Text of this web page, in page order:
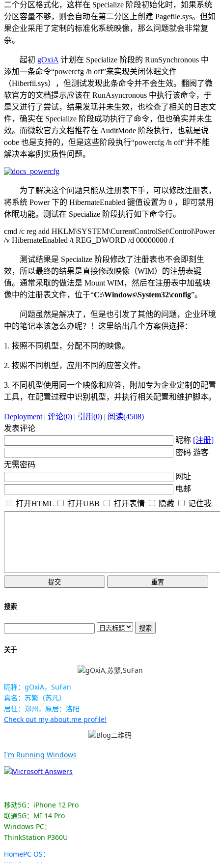
二个分区格式化，这样在 Specialize 阶段初始化时，如果系统
分区容量不够，则会自动在第二分区上创建 Pagefile.sys。但如
果企业采用了定制的标准化系统映像，那么问题就会非常复
杂。
起初 gOxiA计划在 Specialize 阶段的 RunSynchronous 中
添加一条命令“powercfg /h off”来实现关闭休眠文件
（Hiberfil.sys），但测试发现此条命令并不会生效。翻阅了微
软官方的文档提示应该在 RunAsyncronous 中执行该命令，于
是又进行了尝试，结果发现并未生效，也检查了相关的日志文
件，确实在 Specialize 阶段成功执行了命令，但也确实并未生
效。而微软官方文档推荐在 AuditMode 阶段执行，也就是说
oobe 也是支持的，但是这些阶段执行“powercfg /h off”并不能
解决本案例实质性问题。
为了解决这个问题只能从注册表下手，可以修改注册表，
将系统 Power 下的 HibernateEnabled 键值设置为 0 ，即可禁用
休眠功能。测试在 Specialize 阶段执行如下命令行。
cmd /c reg add HKLM\SYSTEM\CurrentControlSet\Control\Power
/v HibernateEnabled /t REG_DWORD /d 00000000 /f
测试结果是 Specialize 阶段修改了注册表也不会即刻生
效，所以最终的结果是直接修改映像（WIM）的注册表键
值。通常采取的做法是 Mount WIM，然后在注册表中加载映
像中的注册表文件，位于“C:\Windows\System32\config”。
问题虽然是解决了，但是也引发了其他的问题，企业环境
中的笔记本该怎么办呢？！这里给出几个方案供选择：
1. 按照不同机型，分配不同的映像。
2. 按照不同机型，应用不同的应答文件。
3. 不同机型使用同一个映像和应答，附加专为企业定制的配置
工具，在配置过程中识别机型，并执行相关配置和维护脚本。
Deployment| 评论(0) | 引用(0) | 阅读(4508)
发表评论
昵称 [注册]
密码 游客
无需密码
网址
电邮
打开HTML
打开UBB 打开表情 隐藏 记住我
搜索
关于
昵称：gOxiA，SuFan
真名：苏繁（苏凡）
居住：郑州，原居：洛阳
Check out my about.me profile!
I'm Running Windows
移动5G：iPhone 12 Pro
联通5G：MI 14 Pro
Windows PC：
ThinkStation P360U
HomePC OS：